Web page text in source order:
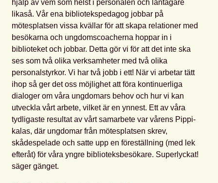
hjälp av vem som helst i personalen och låntagare
likaså. Vår ena bibliotekspedagog jobbar på
mötesplatsen vissa kvällar för att skapa relationer med
besökarna och ungdomscoacherna hoppar in i
biblioteket och jobbar. Detta gör vi för att det inte ska
ses som två olika verksamheter med två olika
personalstyrkor. Vi har två jobb i ett! När vi arbetar tätt
ihop så ger det oss möjlighet att föra kontinuerliga
dialoger om våra ungdomars behov och hur vi kan
utveckla vårt arbete, vilket är en ynnest. Ett av våra
tydligaste resultat av vårt samarbete var vårens Pippi-
kalas, där ungdomar från mötesplatsen skrev,
skådespelade och satte upp en föreställning (med lek
efteråt) för våra yngre biblioteksbesökare. Superlyckat!
säger gänget.